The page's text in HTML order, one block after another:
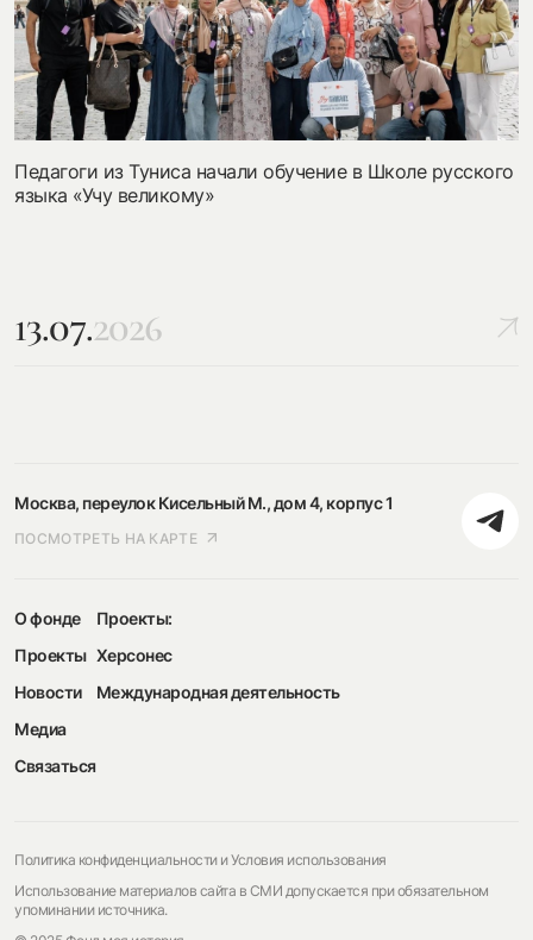
Педагоги из Туниса начали обучение в Школе русского
языка «Учу великому»
13.07.2026
Москва, переулок Кисельный М., дом 4, корпус 1
ПОСМОТРЕТЬ НА КАРТЕ
О фонде
Проекты
Новости
Медиа
Связаться
Проекты:
Херсонес
Международная деятельность
Политика конфиденциальности и Условия использования
Использование материалов сайта в СМИ допускается при обязательном
упоминании источника.